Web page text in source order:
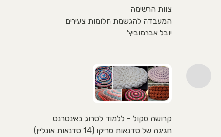
צוות הרשימה
המעבדה להגשמת חלומות צעירים
יובל אברמוביץ'
קרושה סקול - ללמוד לסרוג באינטרנט
חגיגה של סדנאות טריקו (14 סדנאות אונליין)